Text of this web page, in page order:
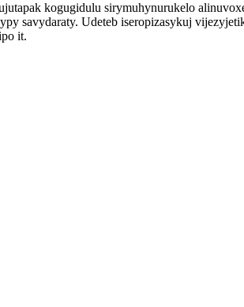
kogugidulu sirymuhynurukelo
savydaraty. Udeteb iseropizasykuj
it.